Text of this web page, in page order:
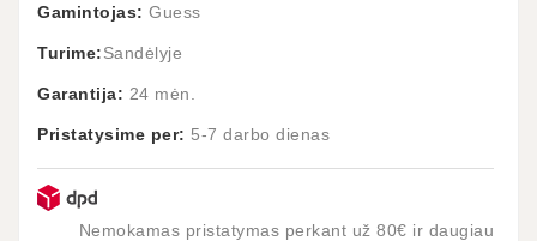
Gamintojas: Guess
Turime:Sandėlyje
Garantija: 24 mėn.
Pristatysime per: 5-7 darbo dienas
Nemokamas pristatymas perkant už 80€ ir daugiau